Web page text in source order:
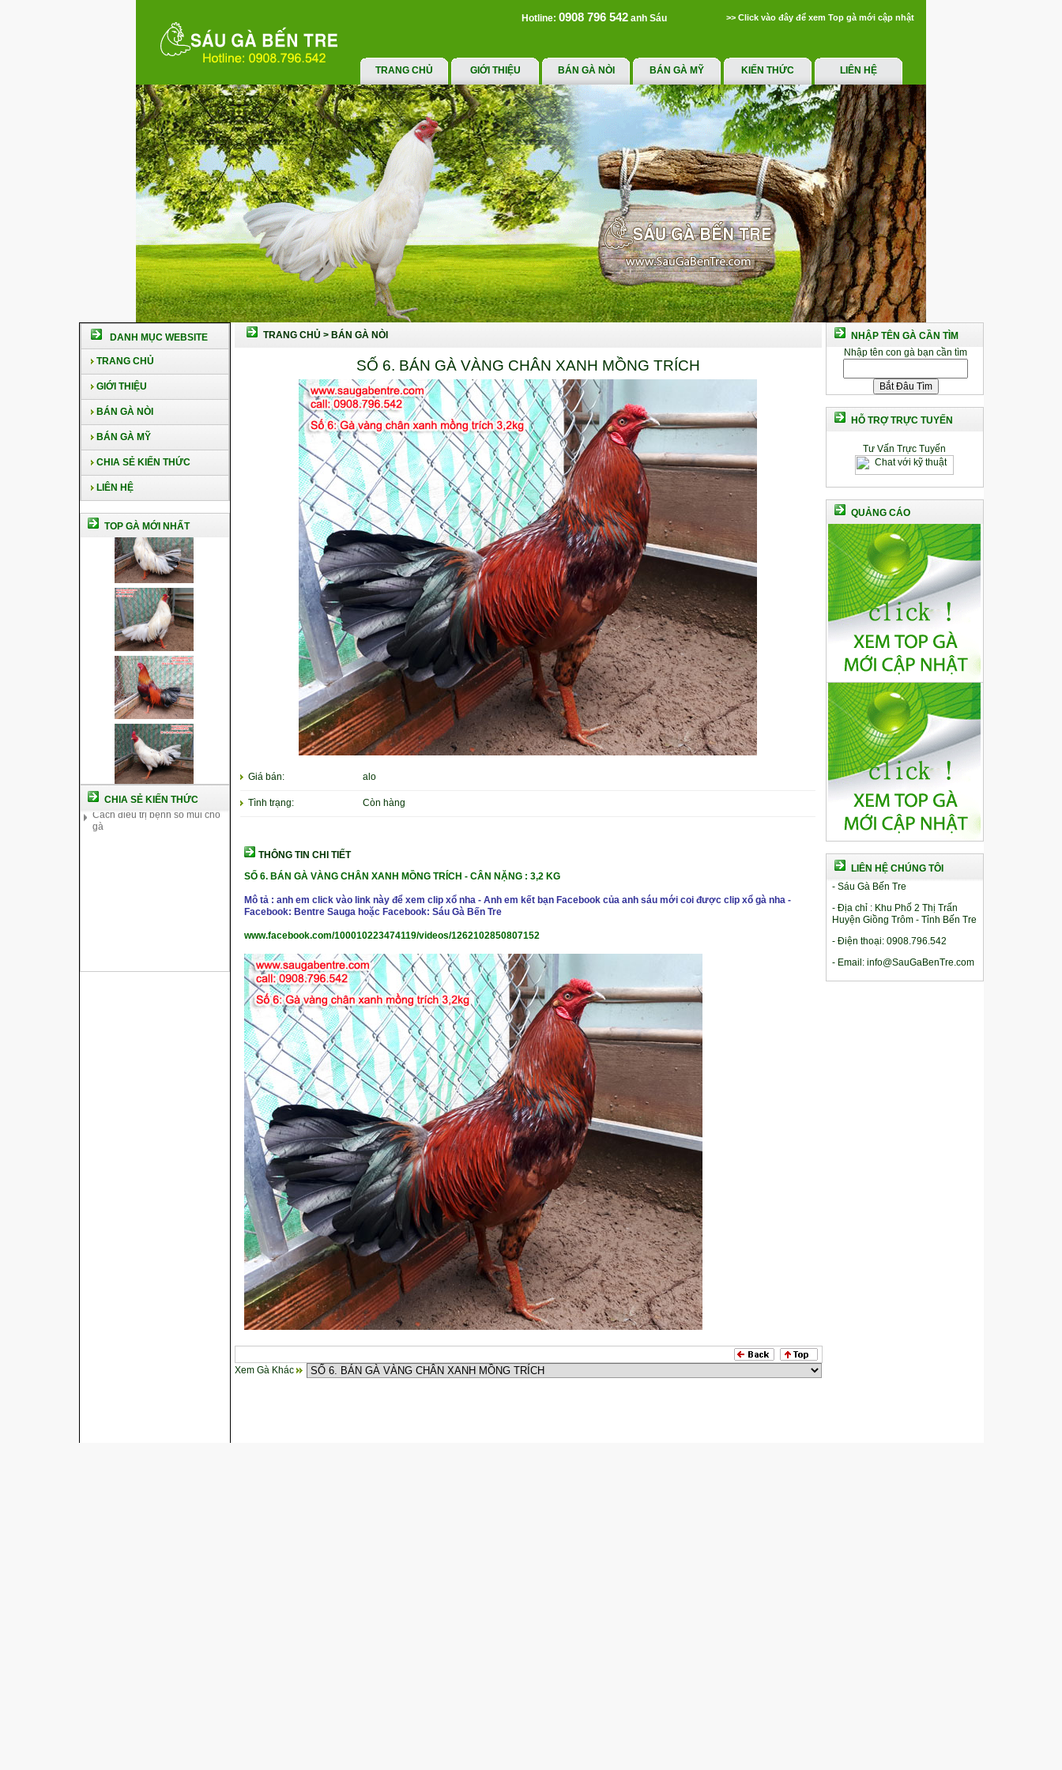
Hotline: 0908 796 542 anh Sáu >> Click vào đây để xem Top gà mới cập nhật
TRANG CHỦ GIỚI THIỆU BÁN GÀ NÒI BÁN GÀ MỸ KIẾN THỨC LIÊN HỆ
DANH MỤC WEBSITE
TRANG CHỦ
GIỚI THIỆU
BÁN GÀ NÒI
BÁN GÀ MỸ
CHIA SẺ KIẾN THỨC
LIÊN HỆ
TOP GÀ MỚI NHẤT
CHIA SẺ KIẾN THỨC
Cách nuôi gà chế độ đá c1
Cách nuôi gà đông tảo thuần
chủng
Kỹ thuật nuôi gà con mới nở
Hướng dẫn nuôi gà đá
Tại sao bạn cần biết cách nuôi
gà chọi ?
Cách điều trị bệnh sổ mũi cho
TRANG CHỦ > BÁN GÀ NÒI
SỐ 6. BÁN GÀ VÀNG CHÂN XANH MỒNG TRÍCH
Giá bán: alo
Tình trạng: Còn hàng
THÔNG TIN CHI TIẾT
SỐ 6. BÁN GÀ VÀNG CHÂN XANH MỒNG TRÍCH - CÂN NẶNG : 3,2 KG
Mô tả : anh em click vào link này để xem clip xổ nha - Anh em kết bạn Facebook của anh sáu mới coi được clip xổ gà nha -
Facebook: Bentre Sauga hoặc Facebook: Sáu Gà Bến Tre
www.facebook.com/100010223474119/videos/1262102850807152
Xem Gà Khác
NHẬP TÊN GÀ CẦN TÌM
Nhập tên con gà bạn cần tìm
HỖ TRỢ TRỰC TUYẾN
Tư Vấn Trực Tuyến
QUẢNG CÁO
LIÊN HỆ CHÚNG TÔI
- Sáu Gà Bến Tre
- Địa chỉ : Khu Phố 2 Thị Trấn
Huyện Giồng Trôm - Tỉnh Bến Tre
- Điện thoại: 0908.796.542
- Email: info@SauGaBenTre.com